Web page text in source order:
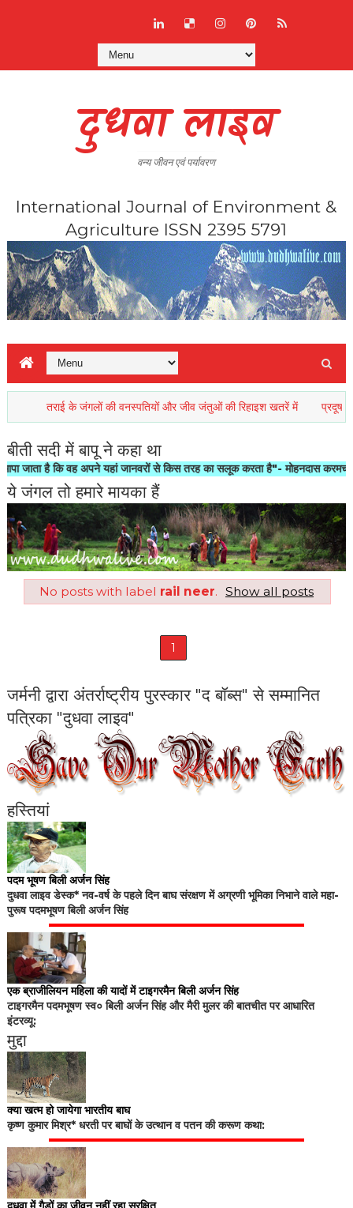
दुधवा लाइव
वन्य जीवन एवं पर्यावरण
International Journal of Environment &
Agriculture ISSN 2395 5791
तराई के जंगलों की वनस्पतियों और जीव जंतुओं की रिहाइश खतरें में प्रदूषण जो
बीती सदी में बापू ने कहा था
है कि वह अपने यहां जानवरों से किस तरह का सलूक करता है"- मोहनदास करमचन्द गाँधी
ये जंगल तो हमारे मायका हैं
No posts with label rail neer. Show all posts
1
जर्मनी द्वारा अंतर्राष्ट्रीय पुरस्कार "द बॉब्स" से सम्मानित
पत्रिका "दुधवा लाइव"
हस्तियां
पदम भूषण बिली अर्जन सिंह
दुधवा लाइव डेस्क* नव-वर्ष के पहले दिन बाघ संरक्षण में अग्रणी भूमिका निभाने वाले महा-
पुरूष पदमभूषण बिली अर्जन सिंह
एक ब्राजीलियन महिला की यादों में टाइगरमैन बिली अर्जन सिंह
टाइगरमैन पदमभूषण स्व० बिली अर्जन सिंह और मैरी मुलर की बातचीत पर आधारित
इंटरव्यू:
मुद्दा
क्या खत्म हो जायेगा भारतीय बाघ
कृष्ण कुमार मिश्र* धरती पर बाघों के उत्थान व पतन की करूण कथा: